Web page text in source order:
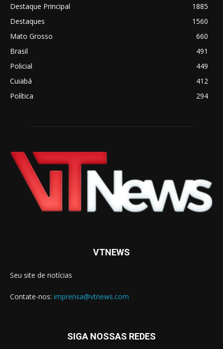
Destaque Principal
1885
Destaques
1560
Mato Grosso
660
Brasil
491
Policial
449
Cuiabá
412
Política
294
VTNEWS
Seu site de notícias
Contate-nos: imprensa@vtnews.com
SIGA NOSSAS REDES